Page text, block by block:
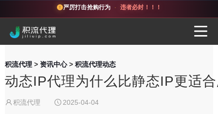
严厉打击抢购行为 · 违者必封！！！
积流代理 > 资讯中心> 积流代理动态
动态IP代理为什么比静态IP更适
积流代理 2025-04-04